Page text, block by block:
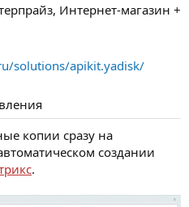
Интернет-магазин +
solutions/apikit.yadisk/
копии сразу на
создании
.